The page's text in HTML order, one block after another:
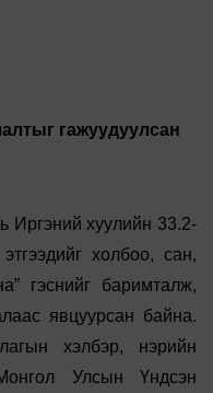
гажуудуулсан
Иргэний хуулийн 33.2-
холбоо, сан,
гэснийг баримталж,
явцуурсан байна.
хэлбэр, нэрийн
Улсын Үндсэн